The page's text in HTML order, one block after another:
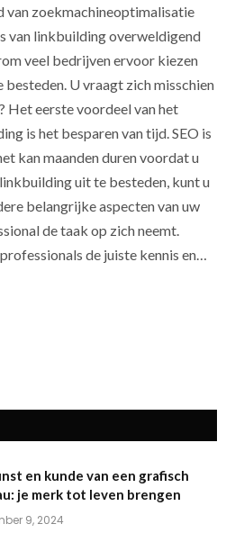
van zoekmachineoptimalisatie
van linkbuilding overweldigend
veel bedrijven ervoor kiezen
U vraagt zich misschien
Het eerste voordeel van het
is het besparen van tijd. SEO is
kan maanden duren voordat u
uit te besteden, kunt u
belangrijke aspecten van uw
de taak op zich neemt.
de juiste kennis en…
en kunde van een grafisch
je merk tot leven brengen
9, 2024